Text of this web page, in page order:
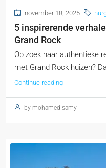
november 18, 2025
5 inspirerende
Grand Rock
Op zoek naar authentieke
met Grand Rock huizen?
Continue reading
by mohamed samy